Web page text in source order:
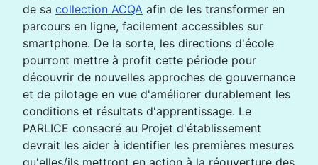
de sa collection ACQA afin de les transformer en
parcours en ligne, facilement accessibles sur
smartphone. De la sorte, les directions d'école
pourront mettre à profit cette période pour
découvrir de nouvelles approches de gouvernance
et de pilotage en vue d'améliorer durablement les
conditions et résultats d'apprentissage. Le
PARLICE consacré au Projet d'établissement
devrait les aider à identifier les premières mesures
qu'elles/ils mettront en action à la réouverture des